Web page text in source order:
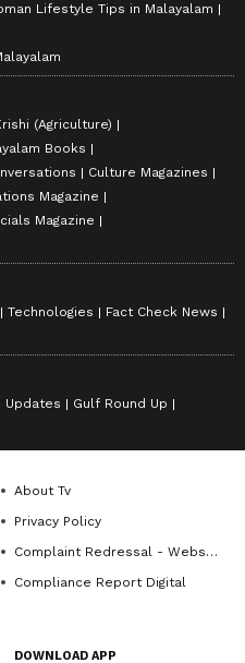
Lifestyle Tips in Malayalam
(Agriculture)
Books
Culture Magazines
Magazine
Magazine
Technologies
Fact Check News
Updates
Gulf Round Up
About Tv
Privacy Policy
Complaint Redressal - Website
Compliance Report Digital
DOWNLOAD APP